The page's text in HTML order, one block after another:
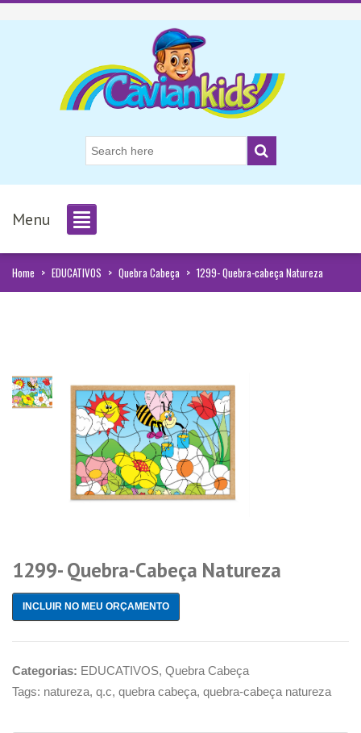
Menu
Home > EDUCATIVOS > Quebra Cabeça > 1299- Quebra-cabeça Natureza
1299- Quebra-Cabeça Natureza
INCLUIR NO MEU ORÇAMENTO
Categorias: EDUCATIVOS, Quebra Cabeça
Tags: natureza, q.c, quebra cabeça, quebra-cabeça natureza